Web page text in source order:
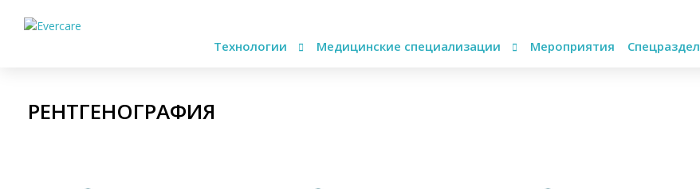
Технологии Медицинские специализации Мероприятия Спецраздел
РЕНТГЕНОГРАФИЯ